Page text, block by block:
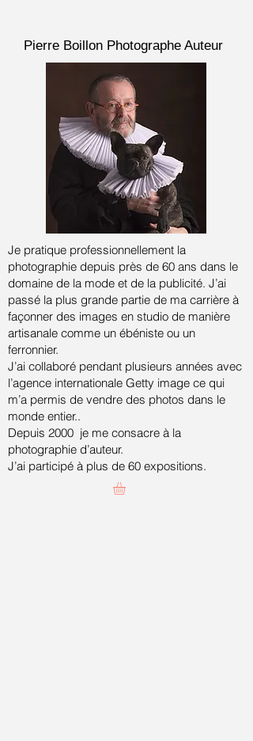
Pierre Boillon Photographe Auteur
Je pratique professionnellement la
photographie depuis près de 60 ans dans le
domaine de la mode et de la publicité. J’ai
passé la plus grande partie de ma carrière à
façonner des images en studio de manière
artisanale comme un ébéniste ou un
ferronnier.
J’ai collaboré pendant plusieurs années avec
l’agence internationale Getty image ce qui
m’a permis de vendre des photos dans le
monde entier..
Depuis 2000 je me consacre à la
photographie d’auteur.
J’ai participé à plus de 60 expositions.